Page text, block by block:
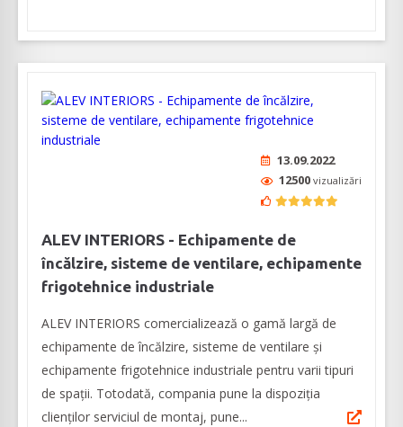
13.09.2022
12500 vizualizări
ALEV INTERIORS - Echipamente de
încălzire, sisteme de ventilare, echipamente
frigotehnice industriale
ALEV INTERIORS comercializează o gamă largă de
echipamente de încălzire, sisteme de ventilare și
echipamente frigotehnice industriale pentru varii tipuri
de spații. Totodată, compania pune la dispoziția
clienților serviciul de montaj, pune...